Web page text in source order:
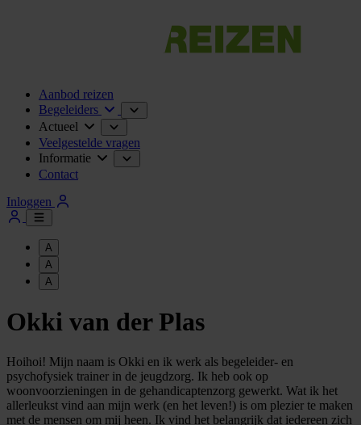
Aanbod reizen
Begeleiders
Actueel
Veelgestelde vragen
Informatie
Contact
Inloggen
A
A
A
Okki van der Plas
Hoihoi! Mijn naam is Okki en ik werk als begeleider- en
psychofysiek trainer in de jeugdzorg. Ik heb ook op
woonvoorzieningen in de gehandicaptenzorg gewerkt. Wat ik het
allerleukst vind aan mijn werk (en het leven!) is om plezier te maken
met de mensen om mij heen. Ik vind het belangrijk dat iedereen zich